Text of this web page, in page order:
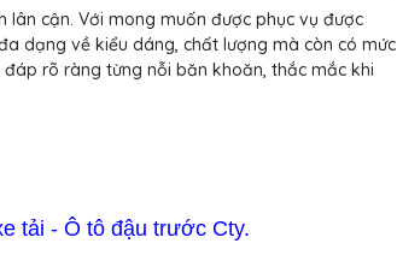
lân cận. Với mong muốn được phục vụ được
dạng về kiểu dáng, chất lượng mà còn có mức
rõ ràng từng nỗi băn khoăn, thắc mắc khi
tải - Ô tô đậu trước Cty.